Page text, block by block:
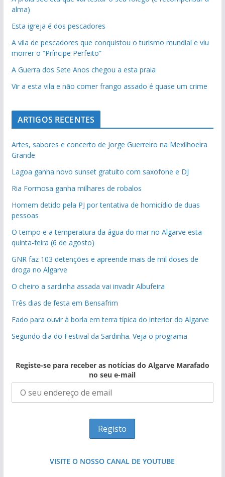
alma)
Esta igreja é dos pescadores
A vila de pescadores que conquistou o turismo mundial e viu
morrer o “Príncipe Perfeito”
A Guerra dos Sete Anos chegou a esta praia
Vir a esta vila e não comer frango assado é quase um crime
ARTIGOS RECENTES
Artes, sabores e concerto de Jorge Guerreiro na Mexilhoeira
Grande
Lagoa ganha novo sunset gratuito com saxofone e DJ
Ria Formosa ganha milhares de robalos
Homem detido pela PJ por tentativa de homicídio de duas
pessoas
O tempo e a temperatura da água do mar no Algarve esta
quinta-feira (6 de agosto)
GNR faz 103 detenções e apreende mais de mil doses de
droga no Algarve
O cheiro a sardinha assada vai invadir Albufeira
Três dias de festa em Bensafrim
Fado para ouvir à borla em terra típica do interior do Algarve
Segundo dia do Festival da Sardinha. Veja o programa
Registe-se para receber as notícias do Algarve Marafado
no seu e-mail
VISITE O NOSSO CANAL DE YOUTUBE